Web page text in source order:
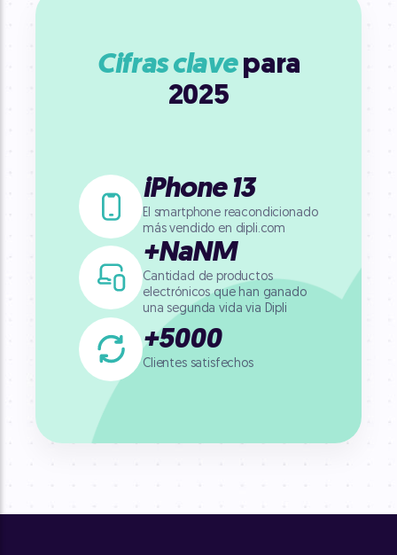
Cifras clave para
2025
iPhone 13
El smartphone reacondicionado
más vendido en dipli.com
+NaNM
Cantidad de productos
electrónicos que han ganado
una segunda vida via Dipli
+5000
Clientes satisfechos